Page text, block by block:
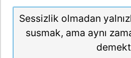
Sessizlik olmadan
susmak, ama aynı